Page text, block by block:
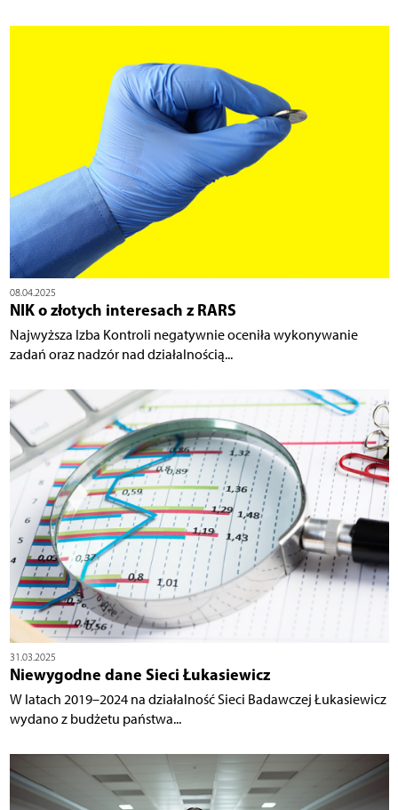
08.04.2025
NIK o złotych interesach z RARS
Najwyższa Izba Kontroli negatywnie oceniła wykonywanie
zadań oraz nadzór nad działalnością...
31.03.2025
Niewygodne dane Sieci Łukasiewicz
W latach 2019–2024 na działalność Sieci Badawczej Łukasiewicz
wydano z budżetu państwa...